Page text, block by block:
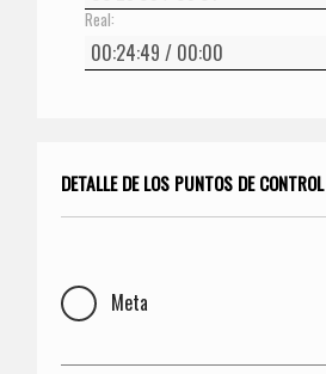
Real:
DETALLE DE LOS PUNTOS DE CONTROL
Meta